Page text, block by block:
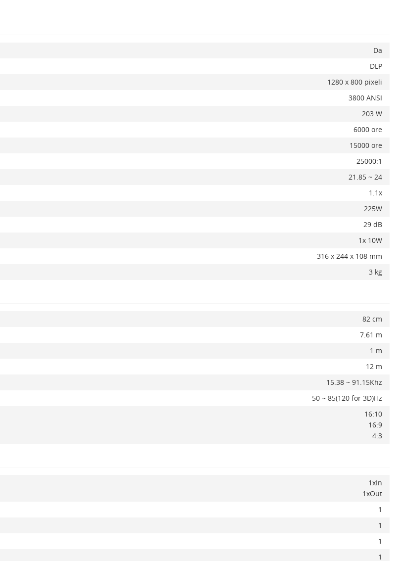
Da
DLP
1280 x 800 pixeli
3800 ANSI
203 W
6000 ore
15000 ore
25000:1
21.85 ~ 24
1.1x
225W
29 dB
1x 10W
316 x 244 x 108 mm
3 kg
82 cm
7.61 m
1 m
12 m
15.38 ~ 91.15Khz
50 ~ 85(120 for 3D)Hz
16:10
16:9
4:3
1xIn
1xOut
1
1
1
1
x